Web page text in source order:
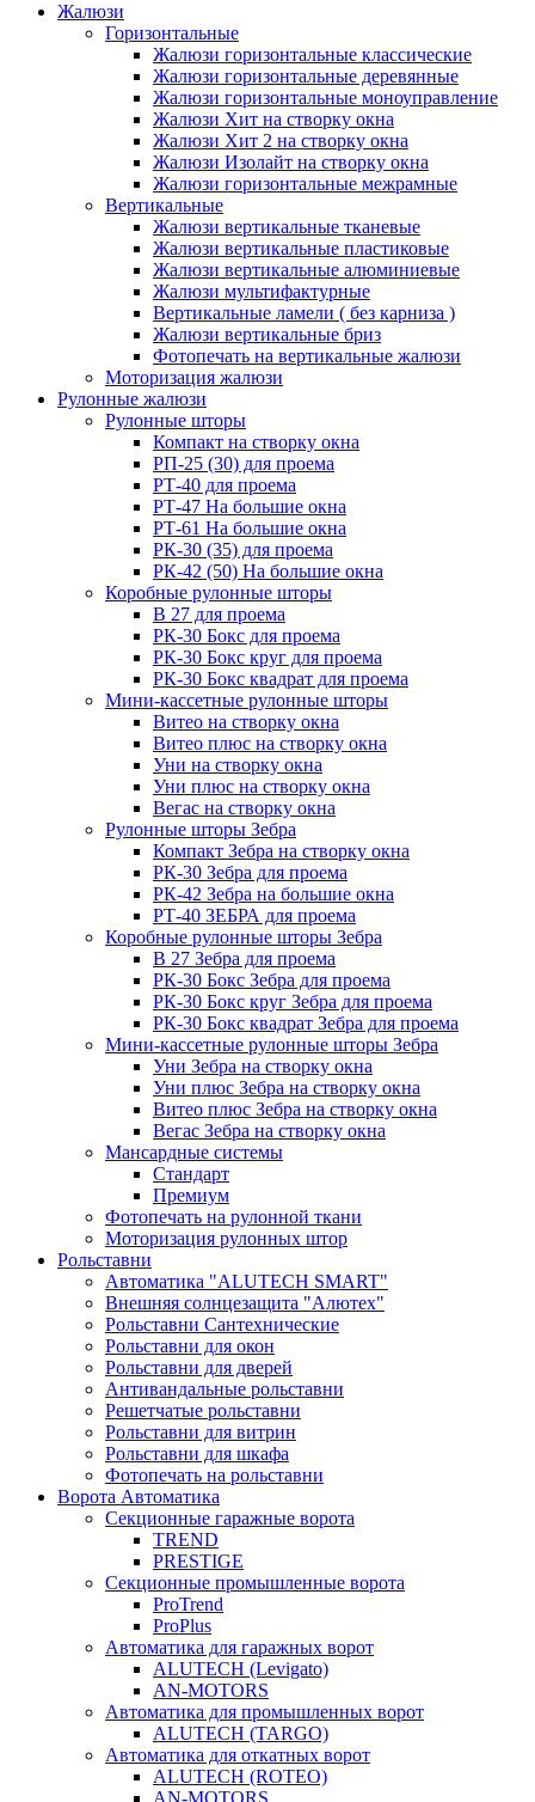
Жалюзи
Горизонтальные
Жалюзи горизонтальные классические
Жалюзи горизонтальные деревянные
Жалюзи горизонтальные моноуправление
Жалюзи Хит на створку окна
Жалюзи Хит 2 на створку окна
Жалюзи Изолайт на створку окна
Жалюзи горизонтальные межрамные
Вертикальные
Жалюзи вертикальные тканевые
Жалюзи вертикальные пластиковые
Жалюзи вертикальные алюминиевые
Жалюзи мультифактурные
Вертикальные ламели ( без карниза )
Жалюзи вертикальные бриз
Фотопечать на вертикальные жалюзи
Моторизация жалюзи
Рулонные жалюзи
Рулонные шторы
Компакт на створку окна
РП-25 (30) для проема
РТ-40 для проема
РТ-47 На большие окна
РТ-61 На большие окна
РК-30 (35) для проема
РК-42 (50) На большие окна
Коробные рулонные шторы
B 27 для проема
РК-30 Бокс для проема
РК-30 Бокс круг для проема
РК-30 Бокс квадрат для проема
Мини-кассетные рулонные шторы
Витео на створку окна
Витео плюс на створку окна
Уни на створку окна
Уни плюс на створку окна
Вегас на створку окна
Рулонные шторы Зебра
Компакт Зебра на створку окна
РК-30 Зебра для проема
РК-42 Зебра на большие окна
РТ-40 ЗЕБРА для проема
Коробные рулонные шторы Зебра
B 27 Зебра для проема
РК-30 Бокс Зебра для проема
РК-30 Бокс круг Зебра для проема
РК-30 Бокс квадрат Зебра для проема
Мини-кассетные рулонные шторы Зебра
Уни Зебра на створку окна
Уни плюс Зебра на створку окна
Витео плюс Зебра на створку окна
Вегас Зебра на створку окна
Мансардные системы
Стандарт
Премиум
Фотопечать на рулонной ткани
Моторизация рулонных штор
Рольставни
Автоматика "ALUTECH SMART"
Внешняя солнцезащита "Алютех"
Рольставни Сантехнические
Рольставни для окон
Рольставни для дверей
Антивандальные рольставни
Решетчатые рольставни
Рольставни для витрин
Рольставни для шкафа
Фотопечать на рольставни
Ворота Автоматика
Секционные гаражные ворота
TREND
PRESTIGE
Секционные промышленные ворота
ProTrend
ProPlus
Автоматика для гаражных ворот
ALUTECH (Levigato)
AN-MOTORS
Автоматика для промышленных ворот
ALUTECH (TARGO)
Автоматика для откатных ворот
ALUTECH (ROTEO)
AN-MOTORS